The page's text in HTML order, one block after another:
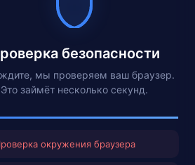
безопасности
мы проверяем ваш браузер.
Это займёт несколько секунд.
окружения браузера